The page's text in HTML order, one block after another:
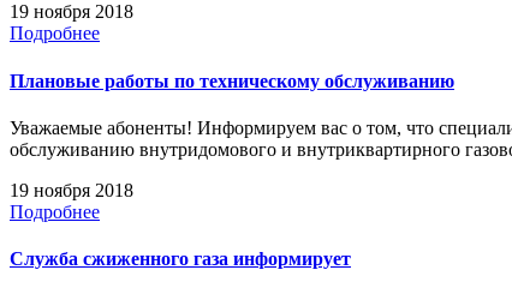
19 ноября 2018
Подробнее
Плановые работы по техническому обслуживанию
Уважаемые абоненты! Информируем вас о том, что
обслуживанию внутридомового и внутриквартирного
19 ноября 2018
Подробнее
Служба сжиженного газа информирует